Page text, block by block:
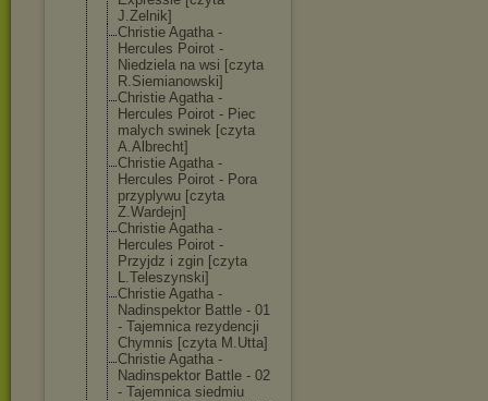
J.Zelnik]
Christie Agatha -
Hercules Poirot -
Niedziela na wsi [czyta
R.Siemianowski]
Christie Agatha -
Hercules Poirot - Piec
malych swinek [czyta
A.Albrecht]
Christie Agatha -
Hercules Poirot - Pora
przyplywu [czyta
Z.Wardejn]
Christie Agatha -
Hercules Poirot -
Przyjdz i zgin [czyta
L.Teleszynski]
Christie Agatha -
Nadinspektor Battle - 01
- Tajemnica rezydencji
Chymnis [czyta M.Utta]
Christie Agatha -
Nadinspektor Battle - 02
- Tajemnica siedmiu